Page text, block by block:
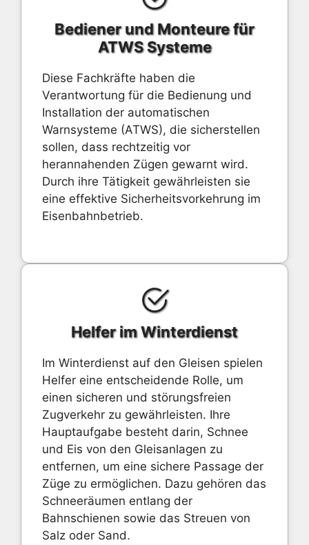
Bediener und Monteure für
ATWS Systeme
Diese Fachkräfte haben die
Verantwortung für die Bedienung und
Installation der automatischen
Warnsysteme (ATWS), die sicherstellen
sollen, dass rechtzeitig vor
herannahenden Zügen gewarnt wird.
Durch ihre Tätigkeit gewährleisten sie
eine effektive Sicherheitsvorkehrung im
Eisenbahnbetrieb.
Helfer im Winterdienst
Im Winterdienst auf den Gleisen spielen
Helfer eine entscheidende Rolle, um
einen sicheren und störungsfreien
Zugverkehr zu gewährleisten. Ihre
Hauptaufgabe besteht darin, Schnee
und Eis von den Gleisanlagen zu
entfernen, um eine sichere Passage der
Züge zu ermöglichen. Dazu gehören das
Schneeräumen entlang der
Bahnschienen sowie das Streuen von
Salz oder Sand.